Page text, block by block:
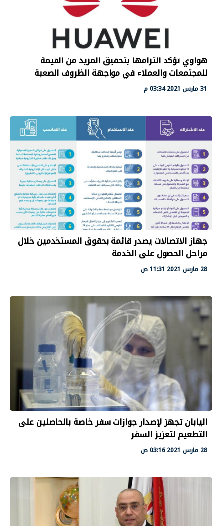
هواوي تؤكد التزامها بتحقيق المزيد من القيمة
للمجتمعات والعملاء في مواجهة الظروف الصعبة
31 مارس 2021 03:34 م
جهاز الاتصالات يصدر قائمة بحقوق المستخدمين خلال
مراحل الحصول على الخدمة
28 مارس 2021 11:31 ص
اليابان تجهز لإصدار جوازات سفر خاصة بالحاصلين على
التطعيم لتعزيز السفر
28 مارس 2021 03:16 ص